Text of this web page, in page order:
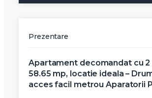
Prezentare
Apartament decomandat cu 2
58.65 mp, locatie ideala –
acces facil metrou Aparatorii